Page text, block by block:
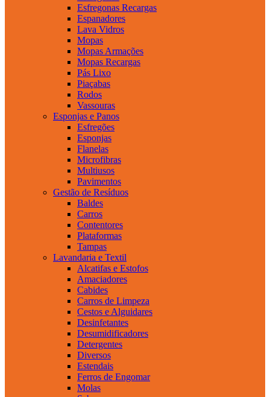
Esfregonas Recargas
Espanadores
Lava Vidros
Mopas
Mopas Armações
Mopas Recargas
Pás Lixo
Piaçabas
Rodos
Vassouras
Esponjas e Panos
Esfregões
Esponjas
Flanelas
Microfibras
Multiusos
Pavimentos
Gestão de Resíduos
Baldes
Carros
Contentores
Plataformas
Tampas
Lavandaria e Textil
Alcatifas e Estofos
Amaciadores
Cabides
Carros de Limpeza
Cestos e Alguidares
Desinfetantes
Desumidificadores
Detergentes
Diversos
Estendais
Ferros de Engomar
Molas